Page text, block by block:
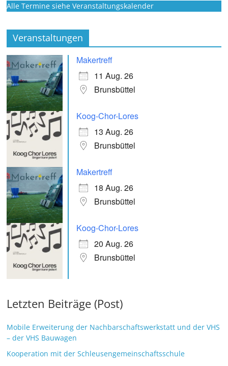
Alle Termine siehe Veranstaltungskalender
Veranstaltungen
Makertreff
11 Aug. 26
Brunsbüttel
Koog-Chor-Lores
13 Aug. 26
Brunsbüttel
Makertreff
18 Aug. 26
Brunsbüttel
Koog-Chor-Lores
20 Aug. 26
Brunsbüttel
Letzten Beiträge (Post)
Mobile Erweiterung der Nachbarschaftswerkstatt und der VHS
– der VHS Bauwagen
Kooperation mit der Schleusengemeinschaftsschule